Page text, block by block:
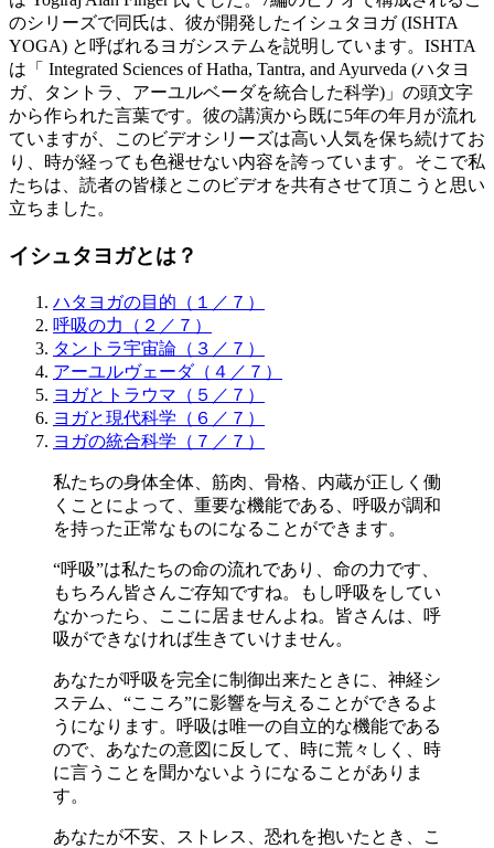
のシリーズで同氏は、彼が開発したイシュタヨガ (ISHTA
YOGA) と呼ばれるヨガシステムを説明しています。ISHTA
は「 Integrated Sciences of Hatha, Tantra, and Ayurveda (ハタヨ
ガ、タントラ、アーユルベーダを統合した科学)」の頭文字
から作られた言葉です。彼の講演から既に5年の年月が流れ
ていますが、このビデオシリーズは高い人気を保ち続けてお
り、時が経っても色褪せない内容を誇っています。そこで私
たちは、読者の皆様とこのビデオを共有させて頂こうと思い
立ちました。
イシュタヨガとは？
ハタヨガの目的（１／７）
呼吸の力（２／７）
タントラ宇宙論（３／７）
アーユルヴェーダ（４／７）
ヨガとトラウマ（５／７）
ヨガと現代科学（６／７）
ヨガの統合科学（７／７）
私たちの身体全体、筋肉、骨格、内蔵が正しく働
くことによって、重要な機能である、呼吸が調和
を持った正常なものになることができます。
“呼吸”は私たちの命の流れであり、命の力です、
もちろん皆さんご存知ですね。もし呼吸をしてい
なかったら、ここに居ませんよね。皆さんは、呼
吸ができなければ生きていけません。
あなたが呼吸を完全に制御出来たときに、神経シ
ステム、“こころ”に影響を与えることができるよ
うになります。呼吸は唯一の自立的な機能である
ので、あなたの意図に反して、時に荒々しく、時
に言うことを聞かないようになることがありま
す。
あなたが不安、ストレス、恐れを抱いたとき、こ